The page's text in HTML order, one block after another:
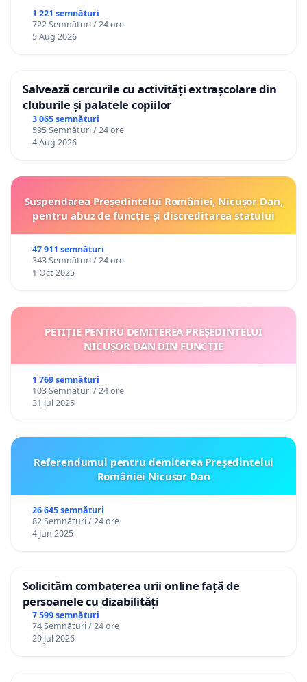
1 221 semnături
722 Semnături / 24 ore
5 Aug 2026
Salvează cercurile cu activități extrașcolare din
cluburile și palatele copiilor
3 065 semnături
595 Semnături / 24 ore
4 Aug 2026
Suspendarea Președintelui României, Nicușor Dan,
pentru abuz de funcție și discreditarea statului
47 911 semnături
343 Semnături / 24 ore
1 Oct 2025
PETIȚIE PENTRU DEMITEREA PREȘEDINTELUI
NICUȘOR DAN DIN FUNCȚIE
1 769 semnături
103 Semnături / 24 ore
31 Jul 2025
Referendumul pentru demiterea Preşedintelui
României Nicusor Dan
26 645 semnături
82 Semnături / 24 ore
4 Jun 2025
Solicităm combaterea urii online față de
persoanele cu dizabilități
7 599 semnături
74 Semnături / 24 ore
29 Jul 2026